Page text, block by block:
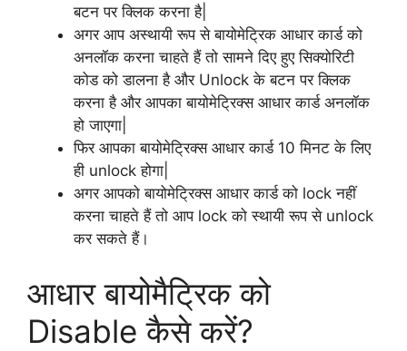
बटन पर क्लिक करना है|
अगर आप अस्थायी रूप से बायोमेट्रिक आधार कार्ड को
अनलॉक करना चाहते हैं तो सामने दिए हुए सिक्योरिटी
कोड को डालना है और Unlock के बटन पर क्लिक
करना है और आपका बायोमेट्रिक्स आधार कार्ड अनलॉक
हो जाएगा|
फिर आपका बायोमेट्रिक्स आधार कार्ड 10 मिनट के लिए
ही unlock होगा|
अगर आपको बायोमेट्रिक्स आधार कार्ड को lock नहीं
करना चाहते हैं तो आप lock को स्थायी रूप से unlock
कर सकते हैं।
आधार बायोमैट्रिक को
Disable कैसे करें?